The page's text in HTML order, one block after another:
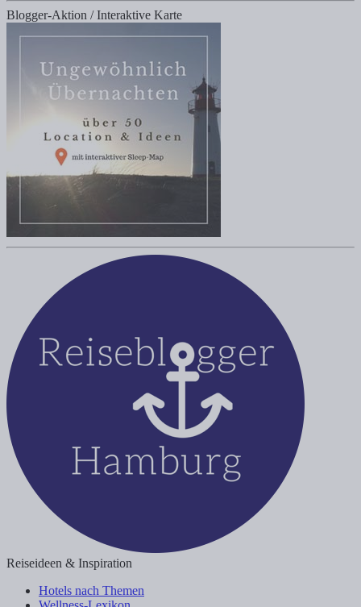
Blogger-Aktion / Interaktive Karte
Reiseideen & Inspiration
Hotels nach Themen